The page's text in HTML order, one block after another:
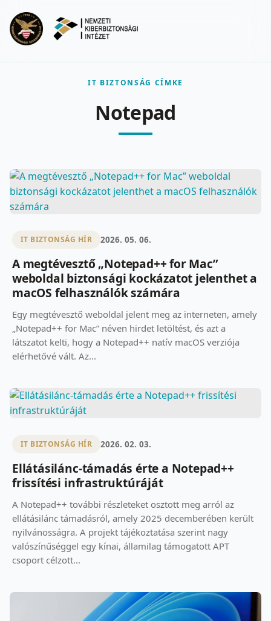
IT BIZTONSÁG CÍMKE
Notepad
IT BIZTONSÁG HÍR 2026. 05. 06.
A megtévesztő „Notepad++ for Mac”
weboldal biztonsági kockázatot jelenthet a
macOS felhasználók számára
Egy megtévesztő weboldal jelent meg az interneten, amely
„Notepad++ for Mac” néven hirdet letöltést, és azt a
látszatot kelti, hogy a Notepad++ natív macOS verziója
elérhetővé vált. Az...
IT BIZTONSÁG HÍR 2026. 02. 03.
Ellátásilánc-támadás érte a Notepad++
frissítési infrastruktúráját
A Notepad++ további részleteket osztott meg arról az
ellátásilánc támadásról, amely 2025 decemberében került
nyilvánosságra. A projekt tájékoztatása szerint nagy
valószínűséggel egy kínai, államilag támogatott APT
csoport célzott...